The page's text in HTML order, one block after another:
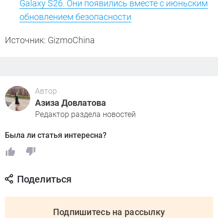
Galaxy S26. Они появились вместе с июньским
обновлением безопасности
Источник: GizmoChina
Автор
Азиза Довлатова
Редактор раздела новостей
Была ли статья интересна?
Поделиться
Подпишитесь на рассылку